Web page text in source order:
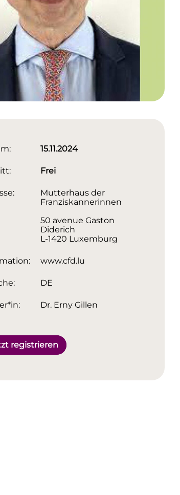
15.11.2024
Frei
Mutterhaus der
Franziskannerinnen
50 avenue Gaston
Diderich
L-1420 Luxemburg
www.cfd.lu
DE
Dr. Erny Gillen
registrieren